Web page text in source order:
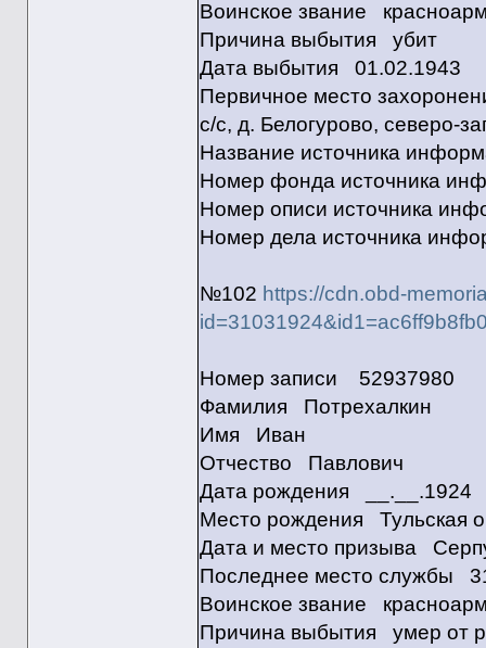
Воинское звание
Причина выбытия убит
Дата выбытия 01.02.1943
Первичное место
с/с, д. Белогурово, северо-
Название источника
Номер фонда источника
Номер описи источника
Номер дела источника
№102 https://cdn.obd-
Номер записи 52937980
Фамилия Потрехалкин
Имя Иван
Отчество Павлович
Дата рождения __.__.1924
Место рождения Тульская
Дата и место призыва
Последнее место службы
Воинское звание
Причина выбытия умер от